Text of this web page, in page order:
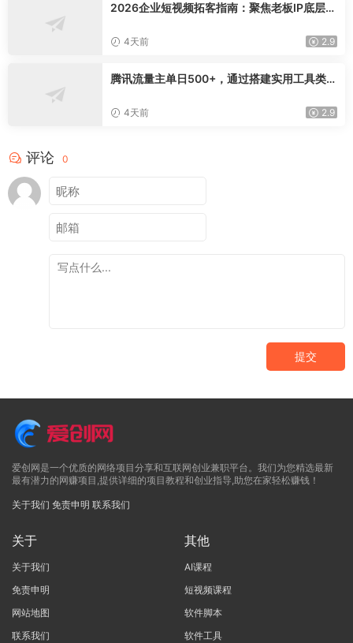
2026企业短视频拓客指南：聚焦老板IP底层逻
交完整获客链路
4天前 2.9
腾讯流量主单日500+，通过搭建实用工具类小
4天前 2.9
评论 0
提交
爱创网是一个优质的网络项目分享和互联网创业兼职平台。我们为您精选最新
最有潜力的网赚项目,提供详细的项目教程和创业指导,助您在家轻松赚钱！
关于我们 免责申明 联系我们
关于
关于我们
免责申明
网站地图
联系我们
其他
AI课程
短视频课程
软件脚本
软件工具